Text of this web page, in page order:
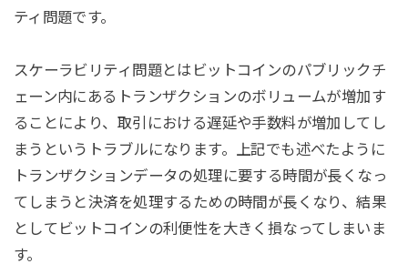
ティ問題です。
スケーラビリティ問題とはビットコインのパブリックチ
ェーン内にあるトランザクションのボリュームが増加す
ることにより、取引における遅延や手数料が増加してし
まうというトラブルになります。上記でも述べたように
トランザクションデータの処理に要する時間が長くなっ
てしまうと決済を処理するための時間が長くなり、結果
としてビットコインの利便性を大きく損なってしまいま
す。